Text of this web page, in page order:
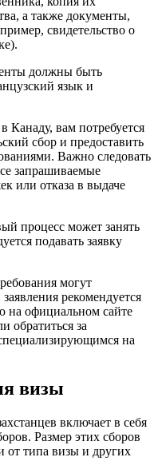
а также документы,
свидетельство о
должны быть
язык и
вам потребуется
сбор и предоставить
Важно следовать
запрашиваемые
или отказа в выдаче
процесс может занять
подавать заявку
могут
рекомендуется
на официальном сайте
обратиться за
на
визы
включает в себя
Размер этих сборов
от типа визы и других